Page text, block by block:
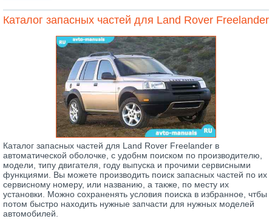
Каталог запасных частей для Land Rover Freelander
Каталог запасных частей для Land Rover Freelander в
автоматической оболочке, с удобнм поиском по производителю,
модели, типу двигателя, году выпуска и прочими сервисными
функциями. Вы можете производить поиск запасных частей по их
сервисному номеру, или названию, а также, по месту их
установки. Можно сохраненять условия поиска в избранное, чтбы
потом быстро находить нужные запчасти для нужных моделей
автомобилей.